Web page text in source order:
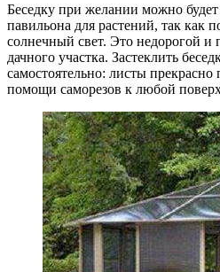
Беседку при желании можно будет
павильона для растений, так как
солнечный свет. Это недорогой и
дачного участка. Застеклить
самостоятельно: листы
помощи саморезов к любой